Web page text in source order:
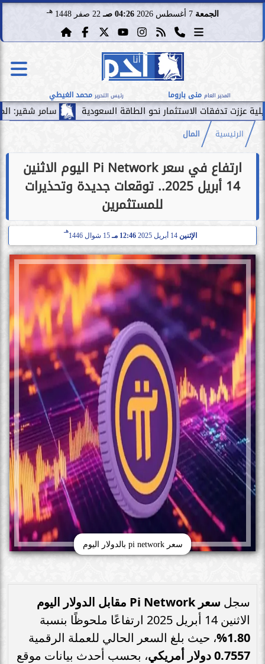
الجمعة 7 أغسطس 2026 04:26 صـ 22 صفر 1448 هـ
المدير العام منى باروما رئيس التحرير محمد الغيطي
سامر شقير: الممرات الاستثمار نحو الطاقة السعودية
الرئيسية المال
ارتفاع في سعر Pi Network اليوم الاثنين
14 أبريل 2025.. توقعات جديدة وتحذيرات
للمستثمرين
الإثنين 14 أبريل 2025 12:46 مـ 15 شوال 1446
هـ
سعر pi network بالدولار اليوم
سجل سعر Pi Network مقابل الدولار اليوم
الاثنين 14 أبريل 2025 ارتفاعًا ملحوظًا بنسبة
1.80%
، حيث بلغ السعر الحالي للعملة الرقمية
0.7557 دولار أمريكي
، بحسب أحدث بيانات موقع